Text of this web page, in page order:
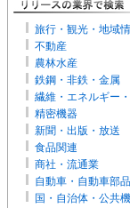
旅行・観光・地域
不動産
農林水産
鉄鋼・非鉄・金属
繊維・エネルギー
精密機器
新聞・出版・放送
食品関連
商社・流通業
自動車・自動車部品
国・自治体・公共